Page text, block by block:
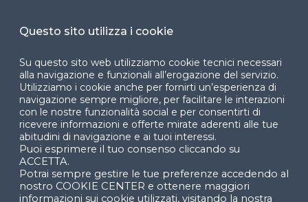
© 2024 Copyright © Politecnico di Milano Dipartimento
di Ingegneria Gestionale
Questo sito utilizza i cookie
Su questo sito web utilizziamo cookie tecnici necessari
alla navigazione e funzionali all’erogazione del servizio.
Utilizziamo i cookie anche per fornirti un’esperienza di
navigazione sempre migliore, per facilitare le interazioni
con le nostre funzionalità social e per consentirti di
ricevere informazioni e offerte mirate aderenti alle tue
abitudini di navigazione e ai tuoi interessi.
Puoi esprimere il tuo consenso cliccando su
ACCETTA.
Potrai sempre gestire le tue preferenze accedendo al
nostro COOKIE CENTER e ottenere maggiori
informazioni sui cookie utilizzati, visitando la nostra